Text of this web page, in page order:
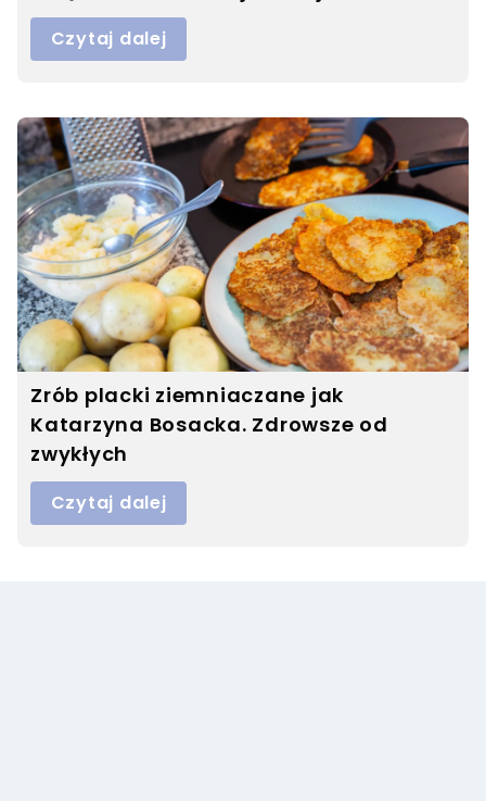
Czytaj dalej
Zrób placki ziemniaczane jak
Katarzyna Bosacka. Zdrowsze od
zwykłych
Czytaj dalej